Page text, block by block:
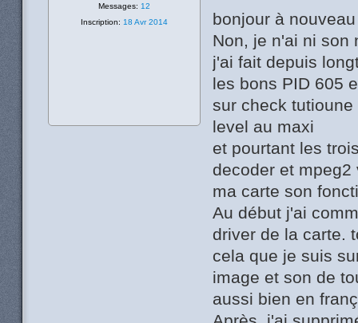
bonjour à nouveau
Non, je n'ai ni son
j'ai fait depuis
les bons PID 605
sur check
level au maxi
et pourtant les
decoder et
ma carte son
Au début j'ai
driver de la carte.
cela que je suis
image et son de
aussi bien en
Messages: 12
Inscription: 18 Avr 2014